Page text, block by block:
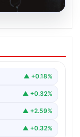
mi,
emekli
▲ +0.18%
▲ +0.32%
▲ +2.59%
▲ +0.32%